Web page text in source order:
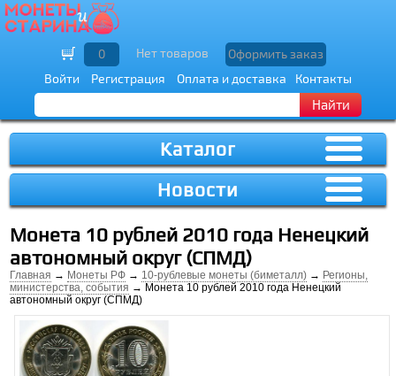
Войти Регистрация Оплата и доставка Контакты
Найти
0 Нет товаров Оформить заказ
Каталог
Новости
Монета 10 рублей 2010 года Ненецкий
автономный округ (СПМД)
Главная → Монеты РФ → 10-рублевые монеты (биметалл) → Регионы,
министерства, события → Монета 10 рублей 2010 года Ненецкий
автономный округ (СПМД)